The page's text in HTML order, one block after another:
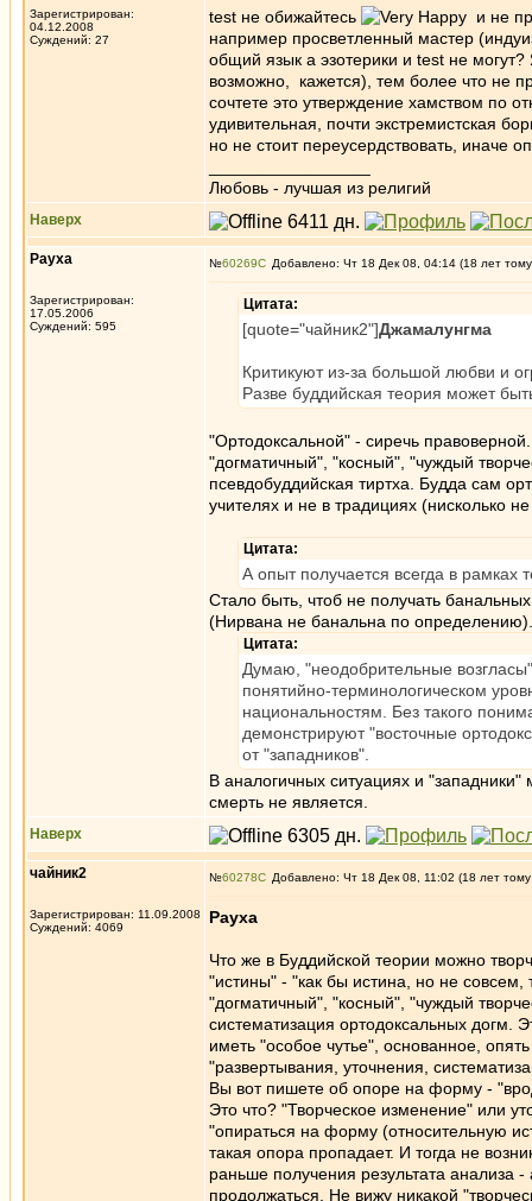
Зарегистрирован:
04.12.2008
Суждений: 27
test не обижайтесь
и не
например просветленный мастер
общий язык а эзотерики и test не
возможно, кажется), тем более что не
сочтете это утверждение хамством по
удивительная, почти экстремистская
но не стоит переусердствовать, иначе
Любовь - лучшая из религий
Наверх
Рауха
Зарегистрирован:
17.05.2006
Суждений: 595
№60269 Добавлено: Чт 18 Дек 08, 04:14 (18 лет
Цитата:
[quote="чайник2"]Джамалунгма
Критикуют из-за большой любви и
Разве буддийская теория может
"Ортодоксальной" - сиречь
"догматичный", "косный", "чуждый
псевдобуддийская тиртха. Будда сам
учителях и не в традициях (нисколько
Цитата:
А опыт получается всегда в рамках
Стало быть, чтоб не получать
(Нирвана не банальна по определению).
Цитата:
Думаю, "неодобрительные
понятийно-терминологическом
национальностям. Без такого
демонстрируют "восточные
от "западников".
В аналогичных ситуациях и
смерть не является.
Наверх
чайник2
Зарегистрирован: 11.09.2008
Суждений: 4069
№60278 Добавлено: Чт 18 Дек 08, 11:02 (18 лет
Рауха
Что же в Буддийской теории можно
"истины" - "как бы истина, но не совсем,
"догматичный", "косный", "чуждый
систематизация ортодоксальных догм.
иметь "особое чутье", основанное,
"развертывания, уточнения,
Вы вот пишете об опоре на форму -
Это что? "Творческое изменение" или
"опираться на форму (относительную
такая опора пропадает. И тогда не
раньше получения результата анализа -
продолжаться. Не вижу никакой